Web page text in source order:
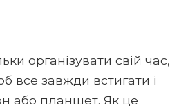
організувати свій час,
все завжди встигати і
або планшет. Як це